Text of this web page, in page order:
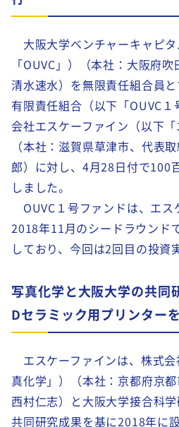
大阪大学ベンチャーキャピ
「OUVC」）（本社：大阪府
清水速水）を無限責任組合員
有限責任組合（以下「OUVC
会社エスケーファイン（以下「
（本社：滋賀県草津市、代表
郎）に対し、4月28日付で100
しました。
OUVC１号ファンドは、エス
2018年11月のシードラウンド
しており、今回は2回目の投資
写真化学と大阪大学の共同
Dセラミック用プリンター
エスケーファインは、株式
真化学」）（本社：京都府京
西村仁志）と大阪大学接合科
共同研究成果を基に2018年に